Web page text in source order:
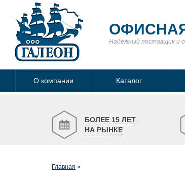
Надежный поставщик и
О компании Каталог
БОЛЕЕ 15 ЛЕТ
НА РЫНКЕ
Главная